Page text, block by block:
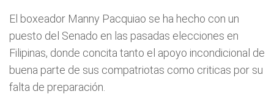
El boxeador Manny Pacquiao se ha hecho con un
puesto del Senado en las pasadas elecciones en
Filipinas, donde concita tanto el apoyo incondicional de
buena parte de sus compatriotas como criticas por su
falta de preparación.